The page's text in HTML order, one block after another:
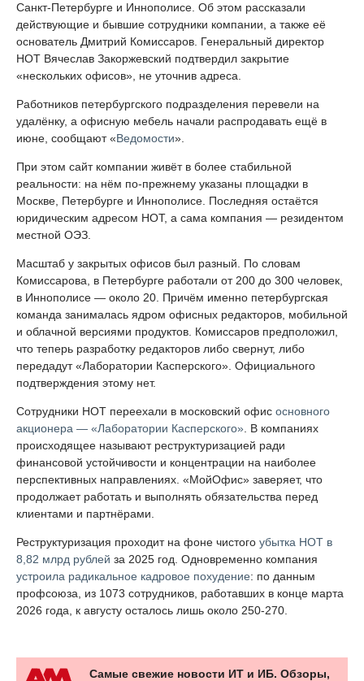
Санкт-Петербурге и Иннополисе. Об этом рассказали
действующие и бывшие сотрудники компании, а также её
основатель Дмитрий Комиссаров. Генеральный директор
НОТ Вячеслав Закоржевский подтвердил закрытие
«нескольких офисов», не уточнив адреса.
Работников петербургского подразделения перевели на
удалёнку, а офисную мебель начали распродавать ещё в
июне, сообщают «Ведомости».
При этом сайт компании живёт в более стабильной
реальности: на нём по-прежнему указаны площадки в
Москве, Петербурге и Иннополисе. Последняя остаётся
юридическим адресом НОТ, а сама компания — резидентом
местной ОЭЗ.
Масштаб у закрытых офисов был разный. По словам
Комиссарова, в Петербурге работали от 200 до 300 человек,
в Иннополисе — около 20. Причём именно петербургская
команда занималась ядром офисных редакторов, мобильной
и облачной версиями продуктов. Комиссаров предположил,
что теперь разработку редакторов либо свернут, либо
передадут «Лаборатории Касперского». Официального
подтверждения этому нет.
Сотрудники НОТ переехали в московский офис основного
акционера — «Лаборатории Касперского» . В компаниях
происходящее называют реструктуризацией ради
финансовой устойчивости и концентрации на наиболее
перспективных направлениях. «МойОфис» заверяет, что
продолжает работать и выполнять обязательства перед
клиентами и партнёрами.
Реструктуризация проходит на фоне чистого убытка НОТ в
8,82 млрд рублей за 2025 год. Одновременно компания
устроила радикальное кадровое похудение: по данным
профсоюза, из 1073 сотрудников, работавших в конце марта
2026 года, к августу осталось лишь около 250-270.
Самые свежие новости ИТ и ИБ. Обзоры,